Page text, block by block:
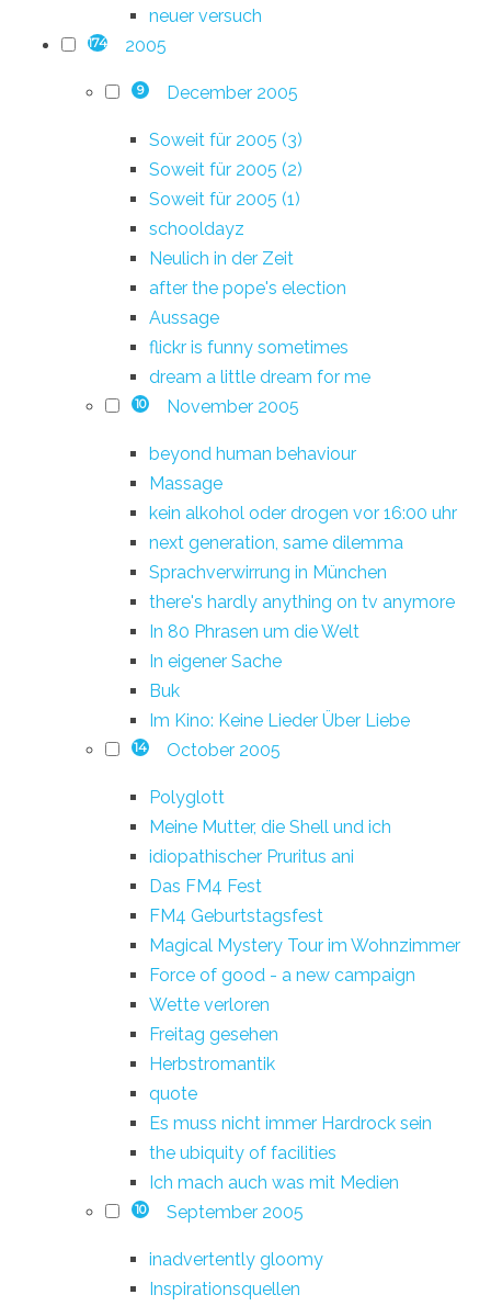
neuer versuch
174 2005
9 December 2005
Soweit für 2005 (3)
Soweit für 2005 (2)
Soweit für 2005 (1)
schooldayz
Neulich in der Zeit
after the pope's election
Aussage
flickr is funny sometimes
dream a little dream for me
10 November 2005
beyond human behaviour
Massage
kein alkohol oder drogen vor 16:00 uhr
next generation, same dilemma
Sprachverwirrung in München
there's hardly anything on tv anymore
In 80 Phrasen um die Welt
In eigener Sache
Buk
Im Kino: Keine Lieder Über Liebe
14 October 2005
Polyglott
Meine Mutter, die Shell und ich
idiopathischer Pruritus ani
Das FM4 Fest
FM4 Geburtstagsfest
Magical Mystery Tour im Wohnzimmer
Force of good - a new campaign
Wette verloren
Freitag gesehen
Herbstromantik
quote
Es muss nicht immer Hardrock sein
the ubiquity of facilities
Ich mach auch was mit Medien
10 September 2005
inadvertently gloomy
Inspirationsquellen